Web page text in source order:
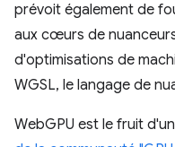
prévoit également de
aux cœurs de
d'optimisations de
WGSL, le langage de
WebGPU est le fruit